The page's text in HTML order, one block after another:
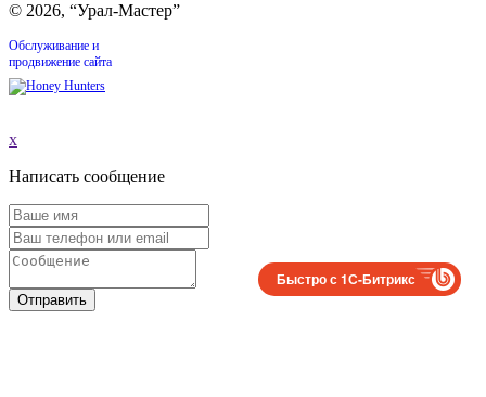
© 2026, “Урал-Мастер”
Обслуживание и
продвижение сайта
x
Написать сообщение
Отправить
Быстро с 1С-Битрикс